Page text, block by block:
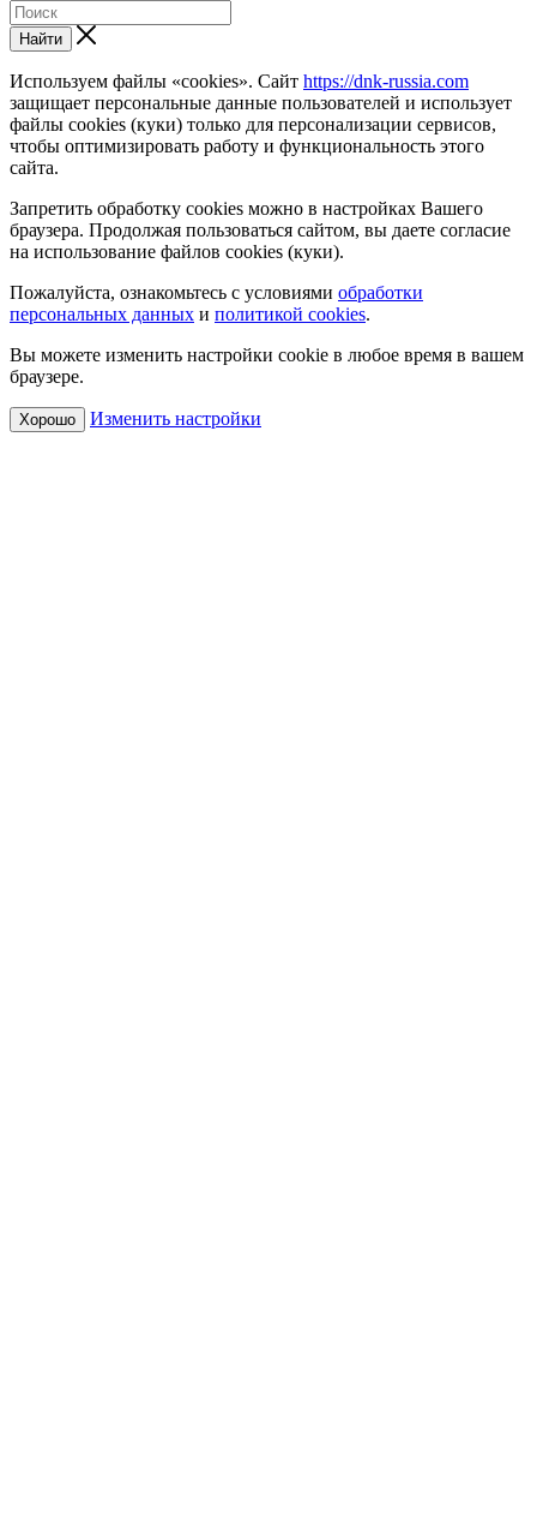
Найти
Используем файлы «cookies». Сайт https://dnk-russia.com
защищает персональные данные пользователей и использует
файлы cookies (куки) только для персонализации сервисов,
чтобы оптимизировать работу и функциональность этого
сайта.
Запретить обработку cookies можно в настройках Вашего
браузера. Продолжая пользоваться сайтом, вы даете согласие
на использование файлов cookies (куки).
Пожалуйста, ознакомьтесь с условиями обработки
персональных данных и политикой cookies.
Вы можете изменить настройки cookie в любое время в вашем
браузере.
Хорошо Изменить настройки